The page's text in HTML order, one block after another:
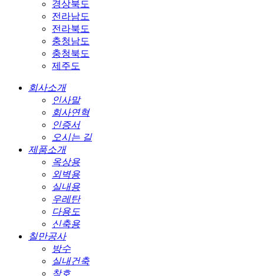
경상북도
전라남도
전라북도
충청남도
충청북도
제주도
회사소개
인사말
회사연혁
인증서
오시는 길
제품소개
옥상용
외벽용
실내용
우레탄
다용도
신축용
칠만공사
방수
실내건축
창호